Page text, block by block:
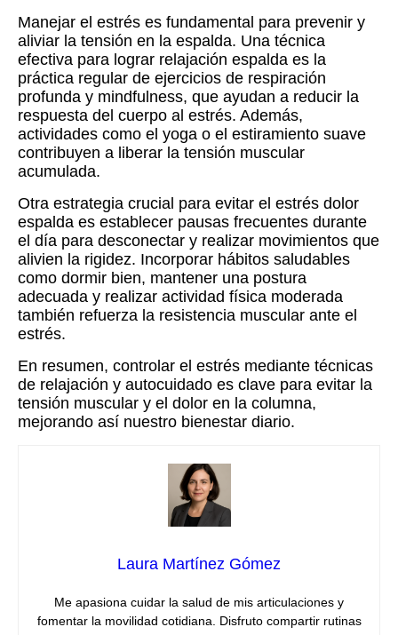
Manejar el estrés es fundamental para prevenir y
aliviar la tensión en la espalda. Una técnica
efectiva para lograr relajación espalda es la
práctica regular de ejercicios de respiración
profunda y mindfulness, que ayudan a reducir la
respuesta del cuerpo al estrés. Además,
actividades como el yoga o el estiramiento suave
contribuyen a liberar la tensión muscular
acumulada.
Otra estrategia crucial para evitar el estrés dolor
espalda es establecer pausas frecuentes durante
el día para desconectar y realizar movimientos que
alivien la rigidez. Incorporar hábitos saludables
como dormir bien, mantener una postura
adecuada y realizar actividad física moderada
también refuerza la resistencia muscular ante el
estrés.
En resumen, controlar el estrés mediante técnicas
de relajación y autocuidado es clave para evitar la
tensión muscular y el dolor en la columna,
mejorando así nuestro bienestar diario.
Laura Martínez Gómez
Me apasiona cuidar la salud de mis articulaciones y
fomentar la movilidad cotidiana. Disfruto compartir rutinas